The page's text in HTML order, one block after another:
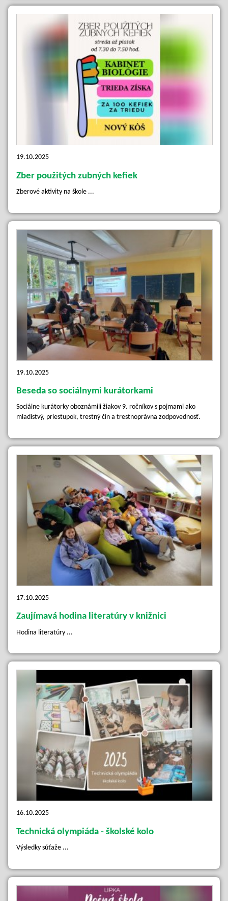
19.10.2025
Zber použitých zubných kefiek
Zberové aktivity na škole ...
19.10.2025
Beseda so sociálnymi kurátorkami
Sociálne kurátorky oboznámili žiakov 9. ročníkov s pojmami ako
mladistvý, priestupok, trestný čin a trestnoprávna zodpovednosť.
17.10.2025
Zaujímavá hodina literatúry v knižnici
Hodina literatúry ...
16.10.2025
Technická olympiáda - školské kolo
Výsledky súťaže ...